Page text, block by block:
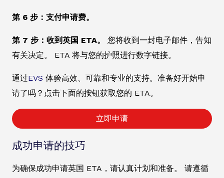
第 6 步：支付申请费。
第 7 步：收到英国 ETA。
您将收到一封电子邮件，告知
有关决定。 ETA 将与您的护照进行数字链接。
通过EVS 体验高效、可靠和专业的支持。准备好开始申
请了吗？点击下面的按钮获取您的 ETA。
立即申请
成功申请的技巧
为确保成功申请英国 ETA，请认真计划和准备。 请遵循